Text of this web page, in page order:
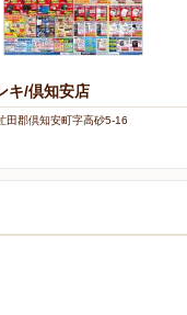
キ/倶知安店
田郡倶知安町字高砂5-16